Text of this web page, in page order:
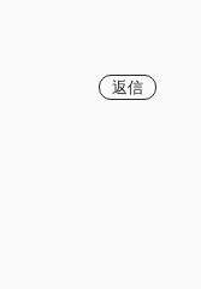
返信